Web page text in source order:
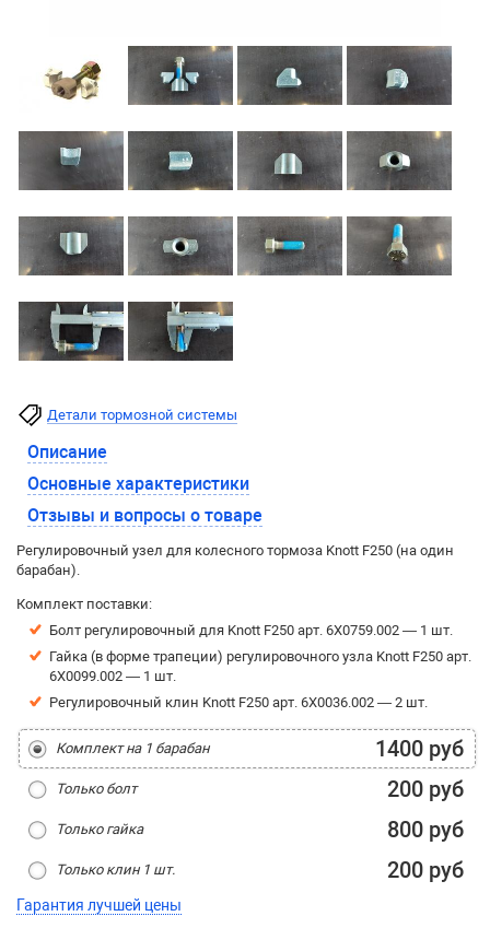
Детали тормозной системы
Описание
Основные характеристики
Отзывы и вопросы о товаре
Регулировочный узел для колесного тормоза Knott F250 (на один
барабан).
Комплект поставки:
Болт регулировочный для Knott F250 арт. 6X0759.002 — 1 шт.
Гайка (в форме трапеции) регулировочного узла Knott F250 арт.
6X0099.002 — 1 шт.
Регулировочный клин Knott F250 арт. 6X0036.002 — 2 шт.
Комплект на 1 барабан 1400 руб
Только болт 200 руб
Только гайка 800 руб
Только клин 1 шт. 200 руб
Гарантия лучшей цены